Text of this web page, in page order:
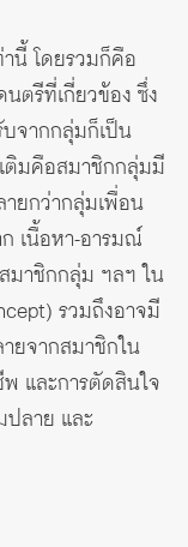
นี้ โดยรวมก็คือ
ตรีที่เกี่ยวข้อง ซึ่ง
จากกลุ่มก็เป็น
ติมคือสมาชิกกลุ่มมี
ยกว่ากลุ่มเพื่อน
เนื้อหา-อารมณ์
มาชิกกลุ่ม ฯลฯ ใน
รวมถึงอาจมี
ยจากสมาชิกใน
และการตัดสินใจ
ลาย และ